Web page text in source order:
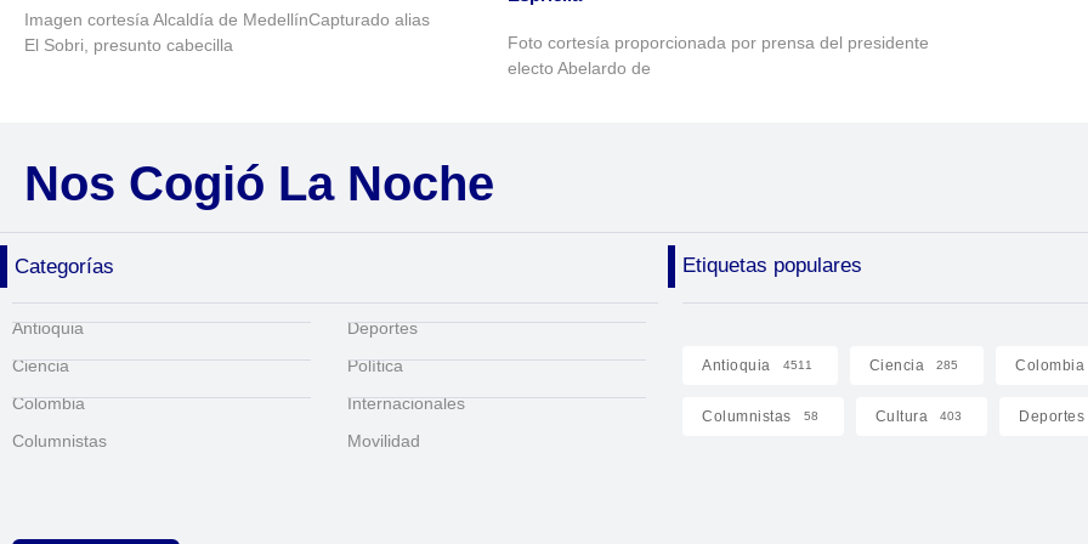
Imagen cortesía Alcaldía de MedellínCapturado alias
El Sobri, presunto cabecilla
Foto cortesía proporcionada por prensa del presidente
electo Abelardo de
Nos Cogió La Noche
Categorías Etiquetas populares
Antioquia
Ciencia
Colombia
Columnistas
Deportes
Política
Internacionales
Movilidad
Antioquia 4511 Ciencia 285 Colombia
Columnistas 58 Cultura 403 Deportes